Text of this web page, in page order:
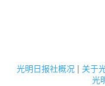
光明日报社概况 | 关于
光